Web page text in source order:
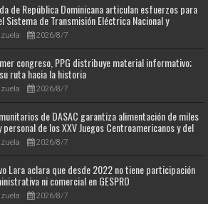
de República Dominicana articulan esfuerzos para
Sistema de Transmisión Eléctrica Nacional y
capacidades.
2026/8/7
congreso, PPG distribuye material informativo;
ruta hacia la historia
2026/8/7
de DASAC garantiza alimentación de miles
de los XXV Juegos Centroamericanos y del
2026
2026/8/7
Lara aclara que desde 2022 no tiene participación
ni comercial en GESPRO
2026/8/7